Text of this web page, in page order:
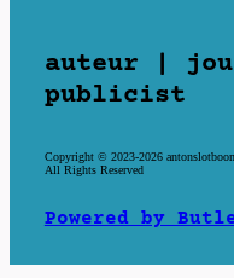
auteur |
publicist
Copyright © 2023-2026
All Rights Reserved
Powered by